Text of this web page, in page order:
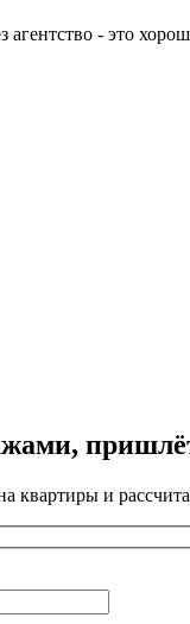
- это
квартиры и